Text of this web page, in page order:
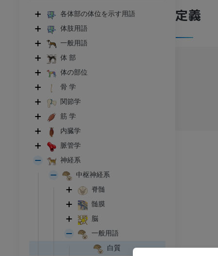
各体部の体位を示す用語
体肢用語
一般用語
体 部
体の部位
骨 学
関節学
筋 学
内臓学
脈管学
神経系
中枢神経系
脊髄
髄膜
脳
一般用語
白質
定義
ウシ亜科